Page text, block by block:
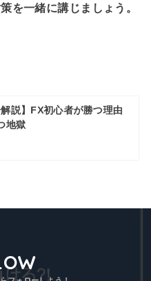
を一緒に講じましょう。
解説】FX初心者が勝つ理由
地獄